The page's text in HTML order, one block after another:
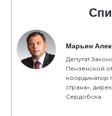
Марьин
Депутат
Пензенской
координатор
страна»,
Сердобска